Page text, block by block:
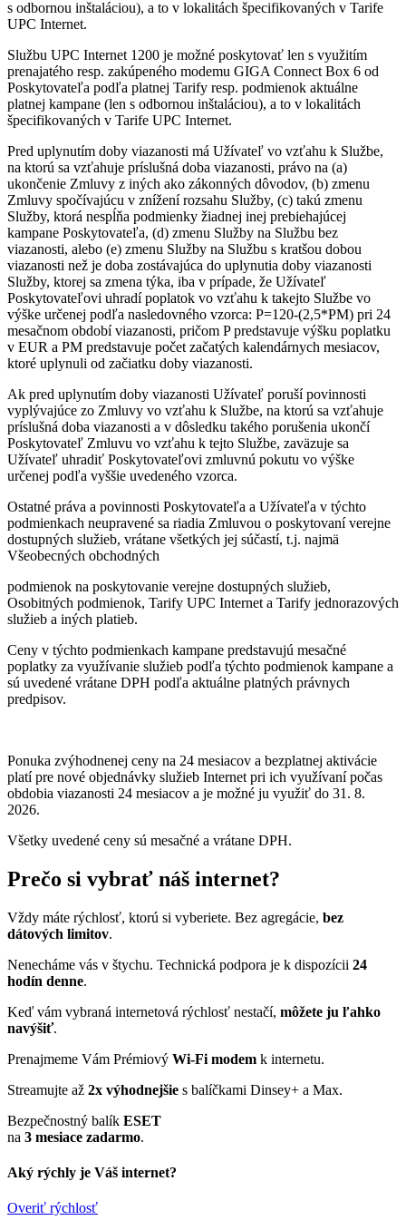
s odbornou inštaláciou), a to v lokalitách špecifikovaných v Tarife
UPC Internet.
Službu UPC Internet 1200 je možné poskytovať len s využitím
prenajatého resp. zakúpeného modemu GIGA Connect Box 6 od
Poskytovateľa podľa platnej Tarify resp. podmienok aktuálne
platnej kampane (len s odbornou inštaláciou), a to v lokalitách
špecifikovaných v Tarife UPC Internet.
Pred uplynutím doby viazanosti má Užívateľ vo vzťahu k Službe,
na ktorú sa vzťahuje príslušná doba viazanosti, právo na (a)
ukončenie Zmluvy z iných ako zákonných dôvodov, (b) zmenu
Zmluvy spočívajúcu v znížení rozsahu Služby, (c) takú zmenu
Služby, ktorá nespĺňa podmienky žiadnej inej prebiehajúcej
kampane Poskytovateľa, (d) zmenu Služby na Službu bez
viazanosti, alebo (e) zmenu Služby na Službu s kratšou dobou
viazanosti než je doba zostávajúca do uplynutia doby viazanosti
Služby, ktorej sa zmena týka, iba v prípade, že Užívateľ
Poskytovateľovi uhradí poplatok vo vzťahu k takejto Službe vo
výške určenej podľa nasledovného vzorca: P=120-(2,5*PM) pri 24
mesačnom období viazanosti, pričom P predstavuje výšku poplatku
v EUR a PM predstavuje počet začatých kalendárnych mesiacov,
ktoré uplynuli od začiatku doby viazanosti.
Ak pred uplynutím doby viazanosti Užívateľ poruší povinnosti
vyplývajúce zo Zmluvy vo vzťahu k Službe, na ktorú sa vzťahuje
príslušná doba viazanosti a v dôsledku takého porušenia ukončí
Poskytovateľ Zmluvu vo vzťahu k tejto Službe, zaväzuje sa
Užívateľ uhradiť Poskytovateľovi zmluvnú pokutu vo výške
určenej podľa vyššie uvedeného vzorca.
Ostatné práva a povinnosti Poskytovateľa a Užívateľa v týchto
podmienkach neupravené sa riadia Zmluvou o poskytovaní verejne
dostupných služieb, vrátane všetkých jej súčastí, t.j. najmä
Všeobecných obchodných
podmienok na poskytovanie verejne dostupných služieb,
Osobitných podmienok, Tarify UPC Internet a Tarify jednorazových
služieb a iných platieb.
Ceny v týchto podmienkach kampane predstavujú mesačné
poplatky za využívanie služieb podľa týchto podmienok kampane a
sú uvedené vrátane DPH podľa aktuálne platných právnych
predpisov.
Ponuka zvýhodnenej ceny na 24 mesiacov a bezplatnej aktivácie
platípre nové objednávky služieb Internet pri ich využívaní počas
obdobia viazanosti 24 mesiacov a je možné ju využiť do 31. 8.
2026.
Všetky uvedené ceny sú mesačné a vrátane DPH.
Prečo si vybrať náš internet?
Vždy máte rýchlosť, ktorú si vyberiete. Bez agregácie, bez
dátových limitov.
Nenecháme vás v štychu. Technická podpora je k dispozícii 24
hodín denne.
Keď vám vybraná internetová rýchlosť nestačí, môžete ju ľahko
navýšiť.
Prenajmeme Vám Prémiový Wi-Fi modem k internetu.
Streamujte až 2x výhodnejšie s balíčkami Dinsey+ a Max.
Bezpečnostný balík ESET
na 3 mesiace zadarmo.
Aký rýchly je Váš internet?
Overiť rýchlosť